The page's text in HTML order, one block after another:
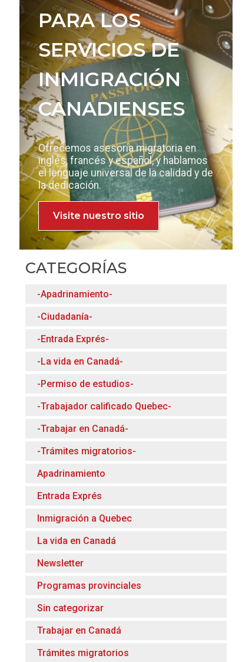
PARA LOS
SERVICIOS DE
INMIGRACIÓN
CANADIENSES
Ofrecemos asesoría migratoria en
inglés, francés y español, y hablamos
el lenguaje universal de la calidad y de
la dedicación.
Visite nuestro sitio
CATEGORÍAS
-Apadrinamiento-
-Ciudadanía-
-Entrada Exprés-
-La vida en Canadá-
-Permiso de estudios-
-Trabajador calificado Quebec-
-Trabajar en Canadá-
-Trámites migratorios-
Apadrinamiento
Entrada Exprés
Inmigración a Quebec
La vida en Canadá
Newsletter
Programas provinciales
Sin categorizar
Trabajar en Canadá
Trámites migratorios